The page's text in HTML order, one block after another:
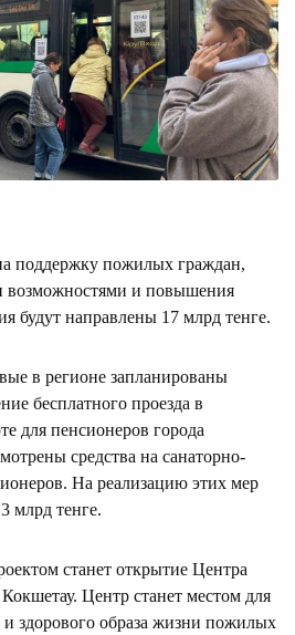
поддержку пожилых граждан,
возможностями и повышения
будут направлены 17 млрд тенге.
в регионе запланированы
бесплатного проезда в
для пенсионеров города
средства на санаторно-
На реализацию этих мер
млрд тенге.
станет открытие Центра
Центр станет местом для
здорового образа жизни пожилых